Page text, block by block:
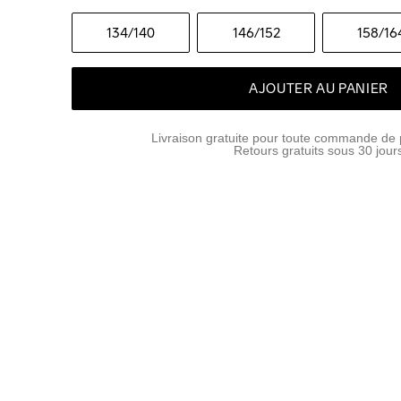
134/140 146/152 158/
AJOUTER AU PANIER
Livraison gratuite pour toute commande de
Retours gratuits sous 30